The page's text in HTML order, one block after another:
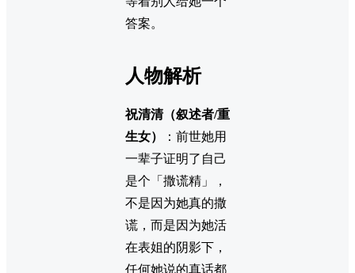
答案。
人物解析
祝清清（叙述者/重
生女）
：前世她用
一辈子证明了自己
是个「撒谎精」，
不是因为她真的撒
谎，而是因为她活
在表姐的阴影下，
任何她说的真话都